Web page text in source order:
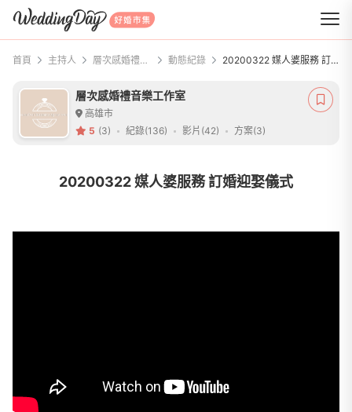
WeddingDay 好婚市集
首頁 主持人 層次感婚禮音樂工作室 動態紀錄 20200322 媒人婆服務 訂婚迎娶儀式
層次感婚禮音樂工作室
高雄市
5 (3) 紀錄(136) 影片(42) 方案(3)
20200322 媒人婆服務 訂婚迎娶儀式